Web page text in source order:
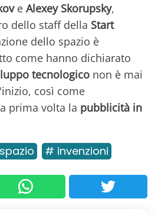
e Alexey Skorupsky,
dello staff della Start
dello spazio è
come hanno dichiarato
tecnologico non è mai
così come
prima volta la pubblicità in
# invenzioni